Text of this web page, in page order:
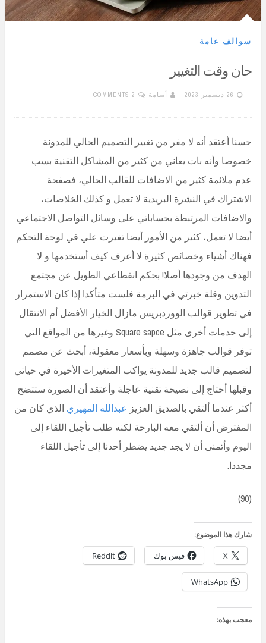
سوالف عامة
حان وقت التغيير
26 ديسمبر 2023 أسامة 2 COMMENTS
حسنا أعتقد أنه لا مفر من تغيير التصميم الحالي للمدونة
خصوصا وأنه بات يعاني من كثير من المشاكل التقنية بسب
عدم ملائمة كثير من الاضافات للقالب الحالي، فصفحة
الاشتراك في النشرة البريدية لا تعمل و كذلك الخلاصات،
والاضافات المرتبطة بحساباتي على وسائل التواصل الاجتماعي
أيضا لا تعمل، كثير من الأمور أيضا تغيرت علي في لوحة التحكم
فهناك أشياء وخصائص كثيرة لا أعرف كيف أستخدمها و لا
الهدف من وجودها أصلا! بحكم انقطاعي الطويل عن مجتمع
التدوين وقلة خبرتي في البرمة فلست متأكدا إذا كان الاستمرار
في تطوير قوالب الووردبريس مازال الخيار الأفضل أم الانتقال
إلى خدمات أخرى مثل Square sapce وغيرها من المواقع التي
توفر قوالب جاهزة وسهلة وبأسعار معقولة، أبحث عن مصمم
لتصميم قالب جديد للمدونة يواكب المتغيرات الأخيرة في حياتي
وقبلها أحتاج إلى نصيحة تقنية عاجلة وأعتقد أن الصورة ستتضح
أكثر عندما ألتقي بالصديق العزيز عبدالله المهيري الذي كان من
المفترض أن ألتقي معه البارحة لكنه طلب تأجيل اللقاء إلى
اليوم وأتمنى أن لا يجد جديد يضطر أحدنا إلى تأجيل اللقاء
مجددا.
(90)
شارك هذا الموضوع:
X فيس بوك Reddit
WhatsApp
معجب بهذه: